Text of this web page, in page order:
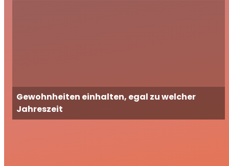
Gewohnheiten einhalten, egal zu welcher
Jahreszeit